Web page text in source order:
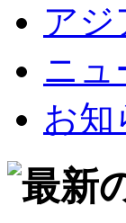
アジ
ニュ
お知